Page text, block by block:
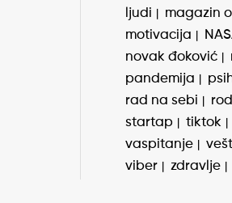
ljudi
magazin
motivacija
novak đoković
pandemija
rad na sebi
startap
tiktok
vaspitanje
viber
zdravlje